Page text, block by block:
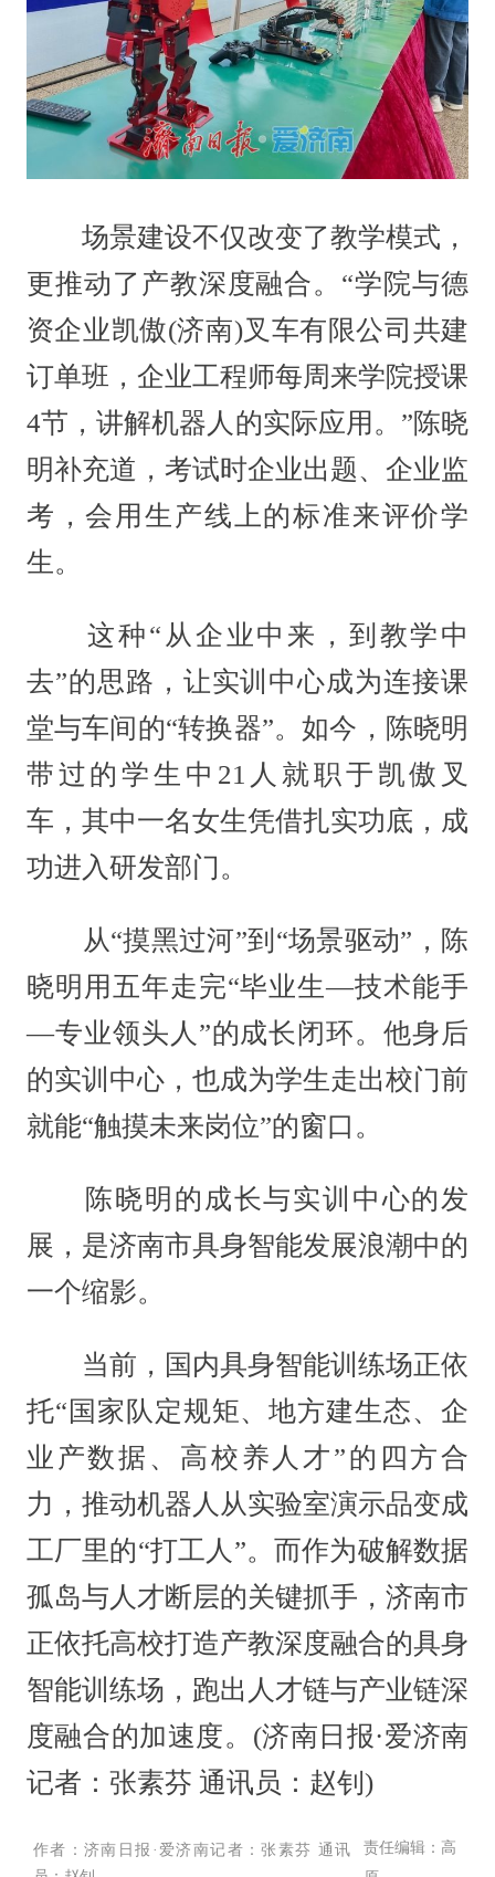
场景建设不仅改变了教学模式，
更推动了产教深度融合。“学院与德
资企业凯傲(济南)叉车有限公司共建
订单班，企业工程师每周来学院授课
4节，讲解机器人的实际应用。”陈晓
明补充道，考试时企业出题、企业监
考，会用生产线上的标准来评价学
生。
这种“从企业中来，到教学中
去”的思路，让实训中心成为连接课
堂与车间的“转换器”。如今，陈晓明
带过的学生中21人就职于凯傲叉
车，其中一名女生凭借扎实功底，成
功进入研发部门。
从“摸黑过河”到“场景驱动”，陈
晓明用五年走完“毕业生—技术能手
—专业领头人”的成长闭环。他身后
的实训中心，也成为学生走出校门前
就能“触摸未来岗位”的窗口。
陈晓明的成长与实训中心的发
展，是济南市具身智能发展浪潮中的
一个缩影。
当前，国内具身智能训练场正依
托“国家队定规矩、地方建生态、企
业产数据、高校养人才”的四方合
力，推动机器人从实验室演示品变成
工厂里的“打工人”。而作为破解数据
孤岛与人才断层的关键抓手，济南市
正依托高校打造产教深度融合的具身
智能训练场，跑出人才链与产业链深
度融合的加速度。(济南日报·爱济南
记者：张素芬 通讯员：赵钊)
作者：济南日报·爱济南记者：张素芬 通讯
责任编辑：高